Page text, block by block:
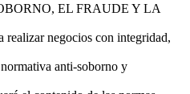
EL FRAUDE Y LA
realizar negocios con integridad,
anti-soborno y